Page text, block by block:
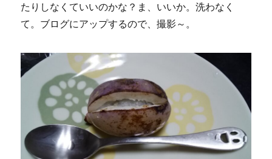
たりしなくていいのかな？ま、いいか。洗わなく
て。ブログにアップするので、撮影～。